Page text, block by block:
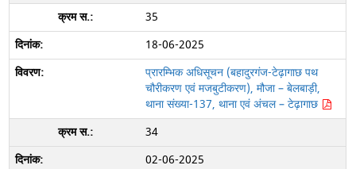
35
18-06-2025
प्रारम्भिक अधिसूचन (बहादुरगंज-टेढ़ागाछ पथ
चौरीकरण एवं मजबुटीकरण), मौजा – बेलबाड़ी,
थाना संख्या-137, थाना एवं अंचल – टेढ़ागाछ
34
02-06-2025